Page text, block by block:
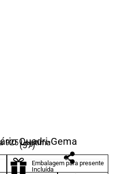
Quadri-Gema
925 Legítima
(57)
Embalagem para presente
Incluída